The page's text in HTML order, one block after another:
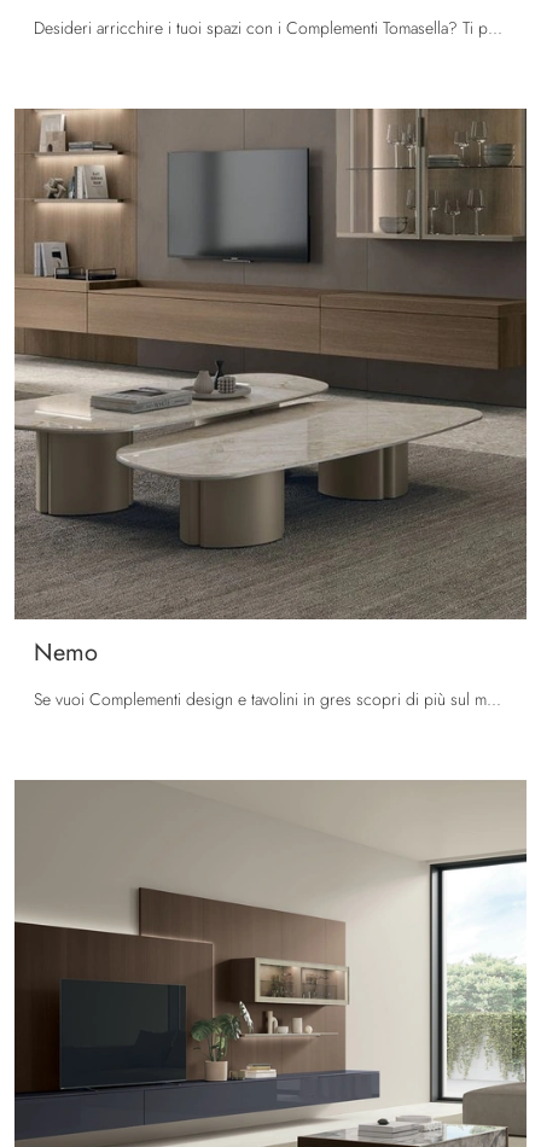
Desideri arricchire i tuoi spazi con i Complementi Tomasella? Ti presentiamo differenti modelli di tavolini in melaminico come Theo.
Nemo
Se vuoi Complementi design e tavolini in gres scopri di più sul modello Nemo della marca Tomasella.